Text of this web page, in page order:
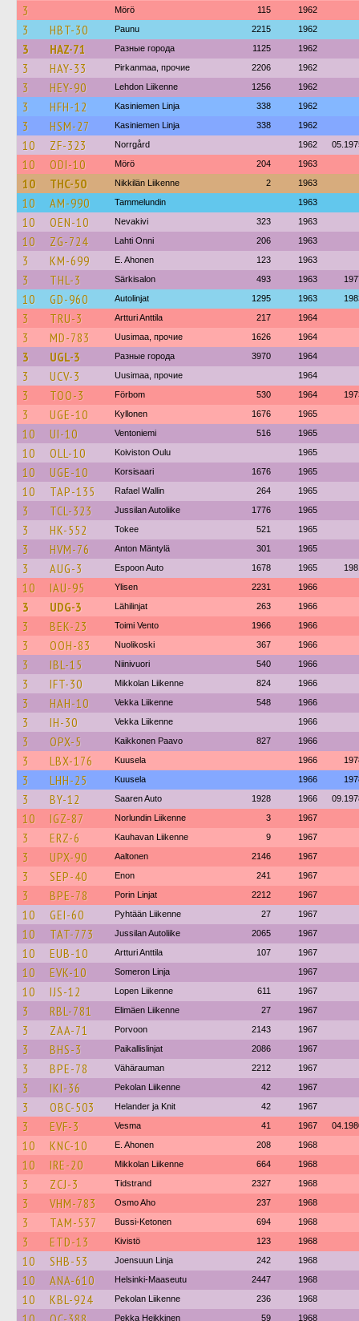
3 Mörö 115 1962
3 HBT-30 Paunu 2215 1962
3 HAZ-71 Разные города 1125 1962
3 HAY-33 Pirkanmaa, прочие 2206 1962
3 HEY-90 Lehdon Liikenne 1256 1962
3 HFH-12 Kasiniemen Linja 338 1962
3 HSM-27 Kasiniemen Linja 338 1962
10 ZF-323 Norrgård 1962
10 ODI-10 Mörö 204 1963
10 THC-50 Nikkilän Liikenne 2 1963
10 AM-990 Tammelundin 1963
10 OEN-10 Nevakivi 323 1963
10 ZG-724 Lahti Onni 206 1963
3 KM-699 E. Ahonen 123 1963
3 THL-3 Särkisalon 493 1963
10 GD-960 Autolinjat 1295 1963
3 TRU-3 Artturi Anttila 217 1964
3 MD-783 Uusimaa, прочие 1626 1964
3 UGL-3 Разные города 3970 1964
3 UCV-3 Uusimaa, прочие 1964
3 TOO-3 Förbom 530 1964
3 UGE-10 Kyllonen 1676 1965
10 UI-10 Ventoniemi 516 1965
10 OLL-10 Koiviston Oulu 1965
10 UGE-10 Korsisaari 1676 1965
10 TAP-135 Rafael Wallin 264 1965
3 TCL-323 Jussilan Autoliike 1776 1965
3 HK-552 Tokee 521 1965
3 HVM-76 Anton Mäntylä 301 1965
3 AUG-3 Espoon Auto 1678 1965
10 IAU-95 Ylisen 2231 1966
3 UDG-3 Lähilinjat 263 1966
3 BEK-23 Toimi Vento 1966 1966
3 OOH-83 Nuolikoski 367 1966
3 IBL-15 Niinivuori 540 1966
3 IFT-30 Mikkolan Liikenne 824 1966
3 HAH-10 Vekka Liikenne 548 1966
3 IH-30 Vekka Liikenne 1966
3 OPX-5 Kaikkonen Paavo 827 1966
3 LBX-176 Kuusela 1966
3 LHH-25 Kuusela 1966
3 BY-12 Saaren Auto 1928 1966
10 IGZ-87 Norlundin Liikenne 3 1967
3 ERZ-6 Kauhavan Liikenne 9 1967
3 UPX-90 Aaltonen 2146 1967
3 SEP-40 Enon 241 1967
3 BPE-78 Porin Linjat 2212 1967
10 GEI-60 Pyhtään Liikenne 27 1967
10 TAT-773 Jussilan Autoliike 2065 1967
10 EUB-10 Artturi Anttila 107 1967
10 EVK-10 Someron Linja 1967
10 IJS-12 Lopen Liikenne 611 1967
3 RBL-781 Elimäen Liikenne 27 1967
3 ZAA-71 Porvoon 2143 1967
3 BHS-3 Paikallislinjat 2086 1967
3 BPE-78 Vähärauman 2212 1967
3 IKI-36 Pekolan Liikenne 42 1967
3 OBC-503 Helander ja Knit 42 1967
3 EVF-3 Vesma 41 1967
10 KNC-10 E. Ahonen 208 1968
10 IRE-20 Mikkolan Liikenne 664 1968
3 ZCJ-3 Tidstrand 2327 1968
3 VHM-783 Osmo Aho 237 1968
3 TAM-537 Bussi-Ketonen 694 1968
3 ETD-13 Kivistö 123 1968
10 SHB-53 Joensuun Linja 242 1968
10 ANA-610 Helsinki-Maaseutu 2447 1968
10 KBL-924 Pekolan Liikenne 236 1968
Pekka Heikkinen 59 1968